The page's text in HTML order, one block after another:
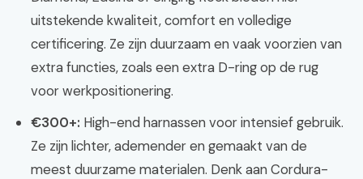
uitstekende kwaliteit, comfort en volledige
certificering. Ze zijn duurzaam en vaak voorzien van
extra functies, zoals een extra D-ring op de rug
voor werkpositionering.
€300+: High-end harnassen voor intensief gebruik.
Ze zijn lichter, ademender en gemaakt van de
meest duurzame materialen. Denk aan Cordura-